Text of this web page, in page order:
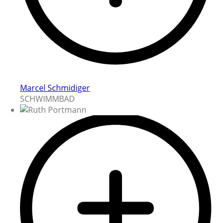
Marcel Schmidiger
SCHWIMMBAD